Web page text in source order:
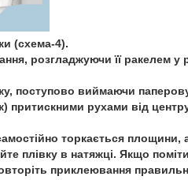
(схема-4).
розгладжуючи її ракелем у
поступово виймаючи
притискними рухами від
торкається площини,
плівку в натяжці. Якщо
приклеювання